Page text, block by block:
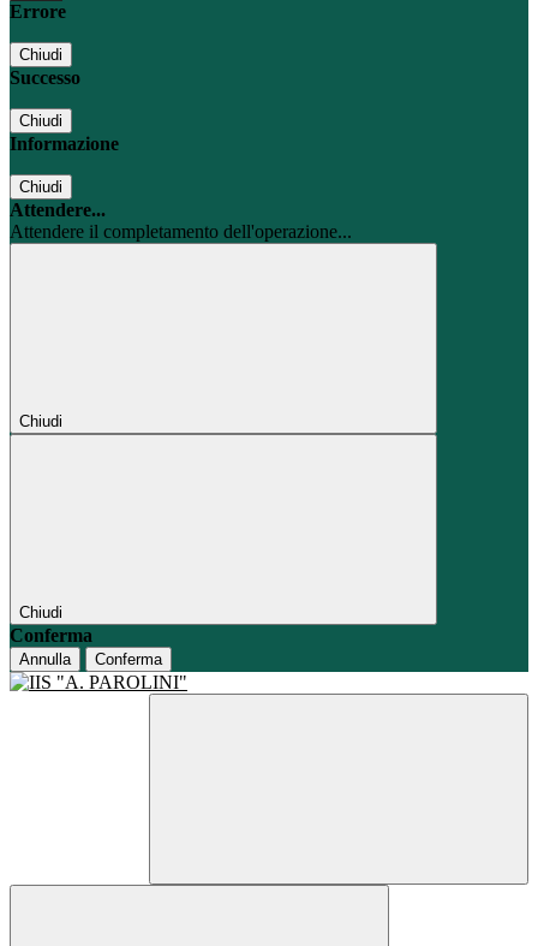
Errore
Chiudi
Successo
Chiudi
Informazione
Chiudi
Attendere...
Attendere il completamento dell'operazione...
Chiudi
Chiudi
Conferma
Annulla Conferma